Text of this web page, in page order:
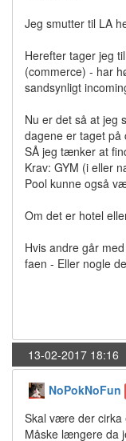
Jeg smutter til LA
Herefter tager jeg
(commerce) - har
sandsynligt
Nu er det så at jeg
dagene er taget på
SÅ jeg tænker at
Krav: GYM (i eller
Pool kunne også
Om det er hotel
Hvis andre går
faen - Eller nogle
13-02-2017 18:16
NoPokNoFun
Skal være der cirka
Måske længere da